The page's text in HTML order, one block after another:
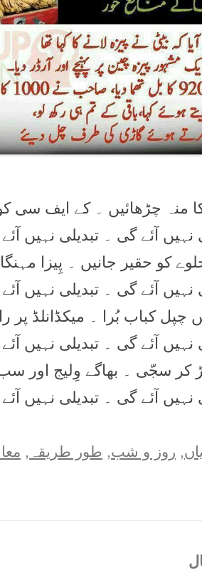
چڑھائيں ۔ کے ايف سی کو
نہیں آئے گی ۔ تبدیلی نہیں
کو حقير جانیں ۔ پِیزا مہنگا
نہیں آئے گی ۔ تبدیلی نہیں
کباب بُرا ۔ ميکڈانلڈ پر
نہیں آئے گی ۔ تبدیلی نہیں
سجّی ۔ بھاگے وِليج اور
نہیں آئے گی ۔ تبدیلی نہیں
, روز و شب, طور طريقہ ,